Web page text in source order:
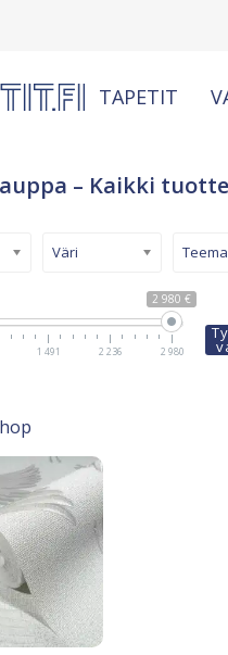
TAPETIT
– Kaikki
2 980 €
1 491 2 236 2 980
Väri